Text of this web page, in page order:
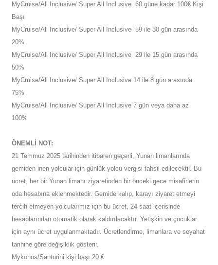
MyCruise/All Inclusive/ Super All Inclusive 60 güne kadar 100€ Kişi
Başı
MyCruise/All Inclusive/ Super All Inclusive 59 ile 30 gün arasında
20%
MyCruise/All Inclusive/ Super All Inclusive 29 ile 15 gün arasında
50%
MyCruise/All Inclusive/ Super All Inclusive 14 ile 8 gün arasında
75%
MyCruise/All Inclusive/ Super All Inclusive 7 gün veya daha az
100%
ÖNEMLİ NOT:
21 Temmuz 2025 tarihinden itibaren geçerli, Yunan limanlarında
gemiden inen yolcular için günlük yolcu vergisi tahsil edilecektir. Bu
ücret, her bir Yunan limanı ziyaretinden bir önceki gece misafirlerin
oda hesabına eklenmektedir. Gemide kalıp, karayı ziyaret etmeyi
tercih etmeyen yolcularımız için bu ücret, 24 saat içerisinde
hesaplarından otomatik olarak kaldırılacaktır. Yetişkin ve çocuklar
için aynı ücret uygulanmaktadır. Ücretlendirme, limanlara ve seyahat
tarihine göre değişiklik gösterir.
Mykonos/Santorini kişi başı 20 €